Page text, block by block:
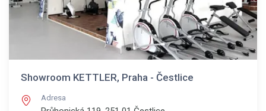
Showroom KETTLER, Praha - Čestlice
Adresa